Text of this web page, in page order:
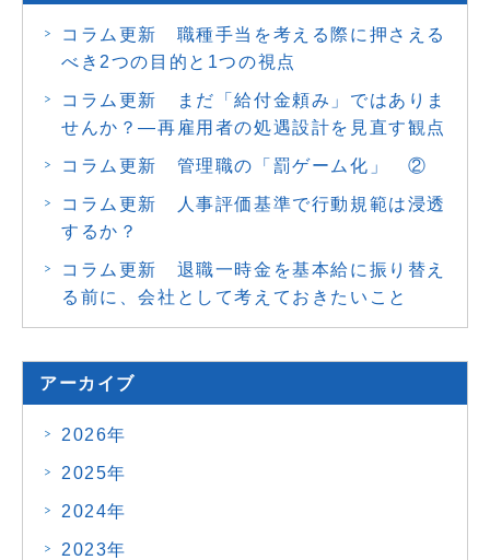
コラム更新 職種手当を考える際に押さえる
べき2つの目的と1つの視点
コラム更新 まだ「給付金頼み」ではありま
せんか？―再雇用者の処遇設計を見直す観点
コラム更新 管理職の「罰ゲーム化」 ②
コラム更新 人事評価基準で行動規範は浸透
するか？
コラム更新 退職一時金を基本給に振り替え
る前に、会社として考えておきたいこと
アーカイブ
2026年
2025年
2024年
2023年